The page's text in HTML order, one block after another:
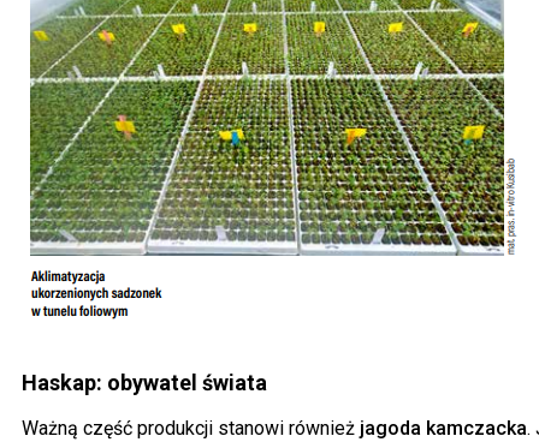
Haskap: obywatel świata
Ważną część produkcji stanowi również jagoda kamczacka.